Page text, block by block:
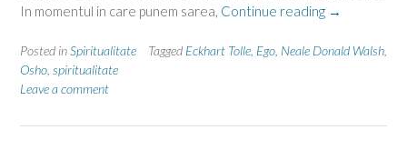
In momentul in care punem sarea, Continue reading “Despre
→
Posted inSpiritualitate Tagged Eckhart Tolle Ego Neale Donald Walsh
Osho spiritualitate
Leave a comment